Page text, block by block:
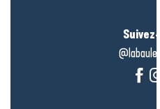
Suivez-